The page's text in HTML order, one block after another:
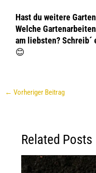
Hast du weitere
Welche
am liebsten? Schreib´
😊
← Vorheriger Beitrag
Related Posts